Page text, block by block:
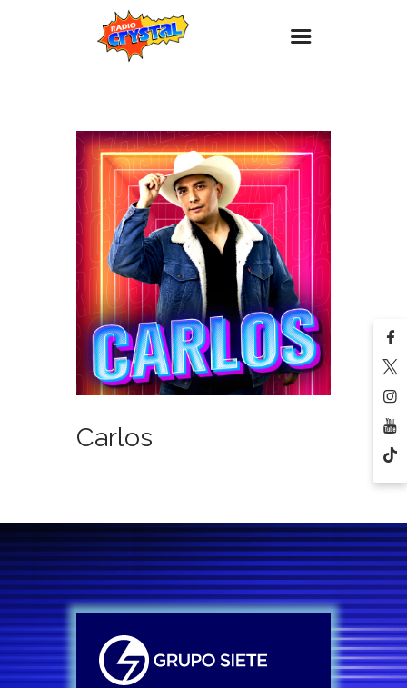
Estaciones
Eventos
Promociones
Noticias
Para ti
Contacto
Carlos